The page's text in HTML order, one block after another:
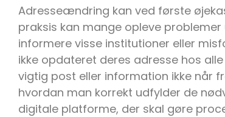
Adresseændring kan ved første
praksis kan mange opleve
informere visse institutioner eller
ikke opdateret deres adresse hos
vigtig post eller information ikke når
hvordan man korrekt udfylder de
digitale platforme, der skal gøre